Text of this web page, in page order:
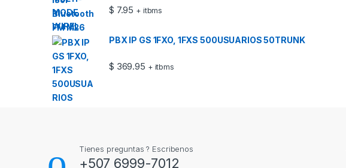
$ 7.95 + itbms
PBX IP GS 1FXO, 1FXS 500USUARIOS 50TRUNK
$ 369.95 + itbms
Tienes preguntas ? Escribenos
+507 6999-7012